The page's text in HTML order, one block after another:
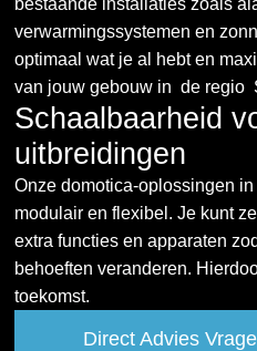
verwarmingssystemen en
optimaal wat je al hebt en
van jouw gebouw in de regio
Schaalbaarheid
uitbreidingen
Onze domotica-oplossingen
modulair en flexibel. Je kunt
extra functies en apparaten
behoeften veranderen.
toekomst.
Direct Advies